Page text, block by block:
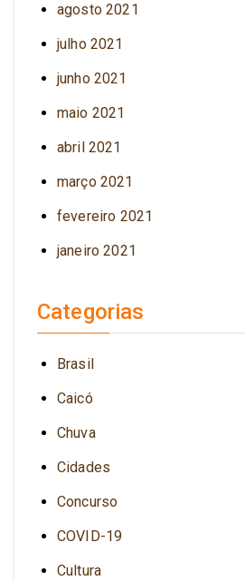
agosto 2021
julho 2021
junho 2021
maio 2021
abril 2021
março 2021
fevereiro 2021
janeiro 2021
Categorias
Brasil
Caicó
Chuva
Cidades
Concurso
COVID-19
Cultura